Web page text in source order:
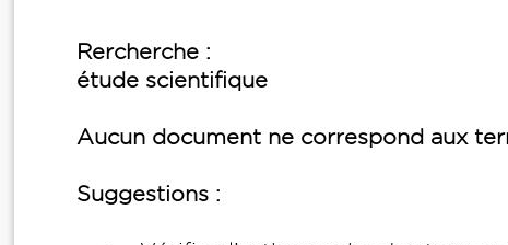
Rercherche :
étude scientifique
Aucun document ne correspond aux
Suggestions :